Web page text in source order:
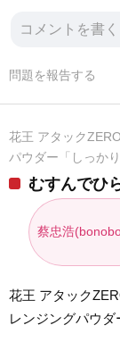
問題を報告する
花王 アタック
パウダー「しっか
むすんでひ
蔡忠浩
花王 アタック
レンジングパウダ